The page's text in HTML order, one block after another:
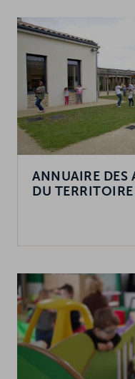
ANNUAIRE DES
DU TERRITOIRE